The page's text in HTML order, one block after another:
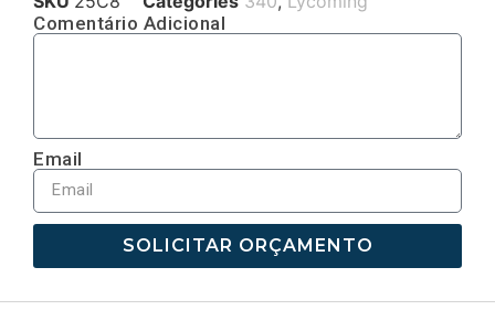
Comentário Adicional
Email
SOLICITAR ORÇAMENTO